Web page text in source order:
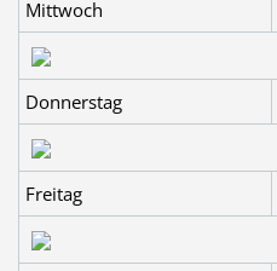
Mittwoch
Donnerstag
Freitag